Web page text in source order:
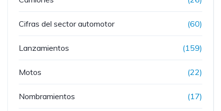
Cifras del sector automotor (60)
Lanzamientos (159)
Motos (22)
Nombramientos (17)